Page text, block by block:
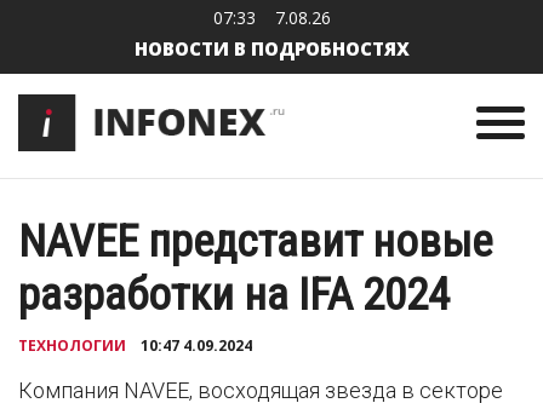
07:33 7.08.26
НОВОСТИ В ПОДРОБНОСТЯХ
NAVEE представит новые
разработки на IFA 2024
ТЕХНОЛОГИИ 10:47 4.09.2024
Компания NAVEE, восходящая звезда в секторе